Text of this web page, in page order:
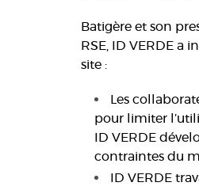
Batigère et son
RSE, ID VERDE
site :
Les
pour limiter
ID VERDE
contraintes du
ID VERDE